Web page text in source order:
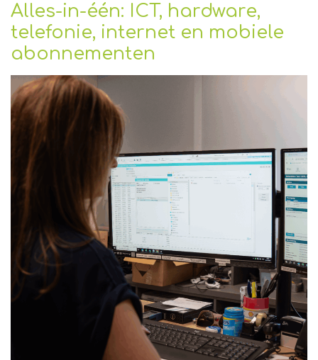
Alles-in-één: ICT, hardware,
telefonie, internet en mobiele
abonnementen